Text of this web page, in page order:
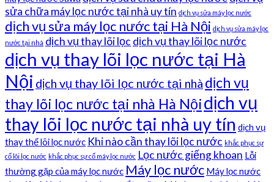
sửa chữa máy lọc nước tại nhà uy tín dịch vụ sửa máy lọc nước
dịch vụ sửa máy lọc nước tại Hà Nội dịch vụ sửa máy lọc
nước tại nhà dịch vụ thay lõi lọc dịch vụ thay lõi lọc nước
dịch vụ thay lõi lọc nước tại Hà
Nội dịch vụ thay lõi lọc nước tại nhà dịch vụ
thay lõi lọc nước tại nhà Hà Nộidịch vụ
thay lõi lọc nước tại nhà uy tín dịch vụ
thay thế lõi lọc nước Khi nào cần thay lõi lọc nước khắc phục sự
cố lõi lọc nước khắc phục sự cố máy lọc nước Lọc nước giếng khoan Lỗi
thường gặp của máy lọc nước Máy lọc nước Máy lọc nước